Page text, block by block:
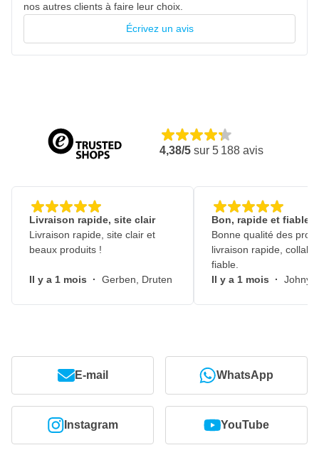
nos autres clients à faire leur choix.
Écrivez un avis
4,38/5 sur 5 188 avis
Livraison rapide, site clair
Livraison rapide, site clair et
beaux produits !
Il y a 1 mois · Gerben, Druten
Bon, rapide et fiable
Bonne qualité des
livraison rapide,
fiable.
Il y a 1 mois · Johny,
E-mail WhatsApp
Instagram YouTube